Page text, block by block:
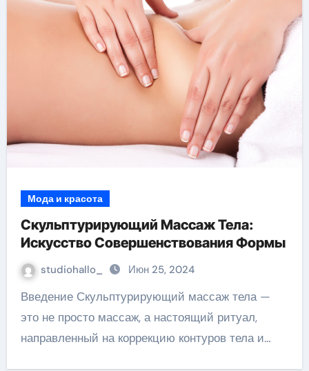
Мода и красота
Скульптурирующий Массаж Тела:
Искусство Совершенствования Формы
studiohallo_ Июн 25, 2024
Введение Скульптурирующий массаж тела —
это не просто массаж, а настоящий ритуал,
направленный на коррекцию контуров тела и…